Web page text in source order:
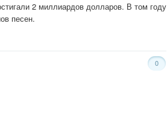
2 миллиардов долларов. В том году
песен.
0